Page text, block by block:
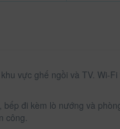
vực ghế ngồi và TV. Wi-Fi
đi kèm lò nướng và
công.